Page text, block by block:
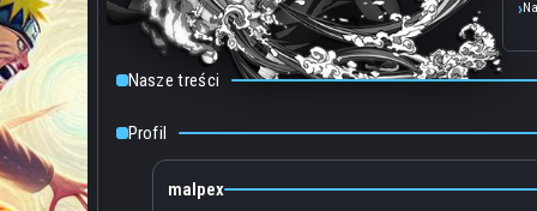
Nasze treści
Profil
malpex